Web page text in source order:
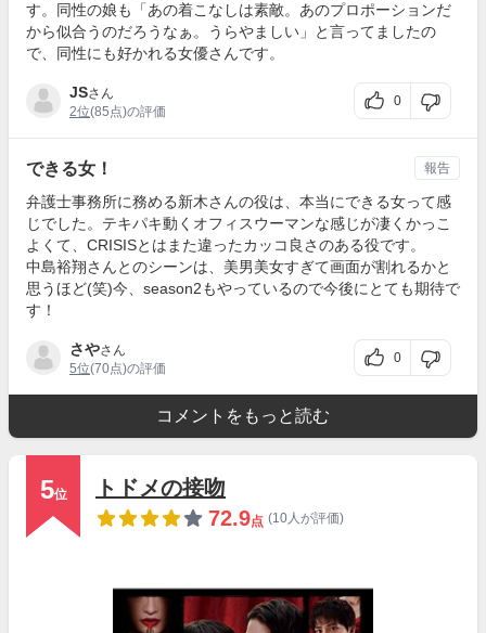
す。同性の娘も「あの着こなしは素敵。あのプロポーションだ
から似合うのだろうなぁ。うらやましい」と言ってましたの
で、同性にも好かれる女優さんです。
JSさん
2位(85点)の評価
0
できる女！
弁護士事務所に務める新木さんの役は、本当にできる女って感
じでした。テキパキ動くオフィスウーマンな感じが凄くかっこ
よくて、CRISISとはまた違ったカッコ良さのある役です。
中島裕翔さんとのシーンは、美男美女すぎて画面が割れるかと
思うほど(笑)今、season2もやっているので今後にとても期待で
す！
さやさん
5位(70点)の評価
0
報告
コメントをもっと読む
5位
トドメの接吻
72.9点 (10人が評価)